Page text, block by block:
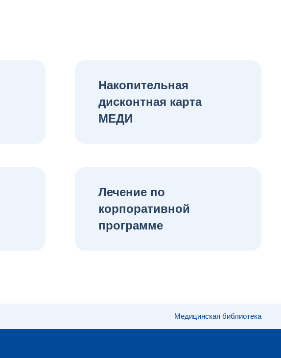
Накопительная
дисконтная карта
МЕДИ
Лечение по
корпоративной
программе
Медицинская библиотека